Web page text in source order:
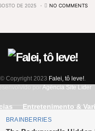
DE 2025 NO COMMENTS
© Copyright 2023 Falei, tô leve!
porAgência Site Líder
Entretenimento &
Últimas Notícias